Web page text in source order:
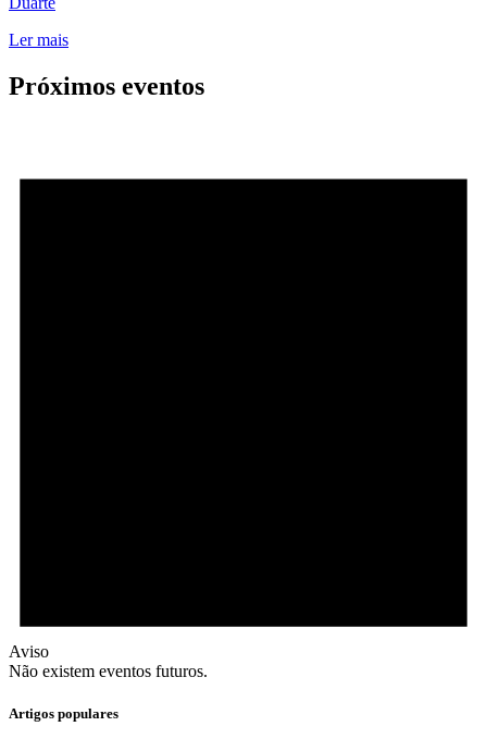
Ler mais
Próximos eventos
Aviso
Não existem eventos futuros.
Artigos populares